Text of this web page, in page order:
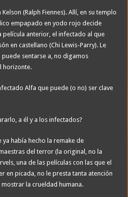
(Ralph Fiennes). Allí, en su templo
empapado en yodo rojo decide
película anterior, el infectado al que
en castellano (Chi Lewis-Parry). Le
sentarse a, no digamos
horizonte.
Alfa que puede (o no) ser clave
a él y a los infectados?
ya había hecho la remake de
del terror (la original, no la
una de las películas con las que el
en picada, no le presta tanta atención
la crueldad humana.